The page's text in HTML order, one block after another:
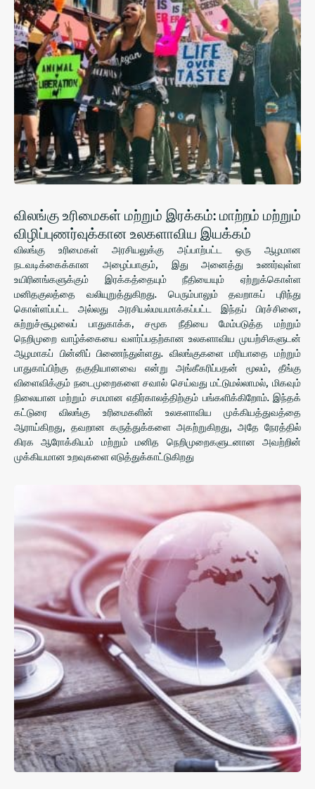
விலங்கு உரிமைகள் மற்றும் இரக்கம்: மாற்றம் மற்றும்
விழிப்புணர்வுக்கான உலகளாவிய இயக்கம்
விலங்கு உரிமைகள் அரசியலுக்கு அப்பாற்பட்ட ஒரு ஆழமான
நடவடிக்கைக்கான அழைப்பாகும், இது அனைத்து உணர்வுள்ள
உயிரினங்களுக்கும் இரக்கத்தையும் நீதியையும் ஏற்றுக்கொள்ள
மனிதகுலத்தை வலியுறுத்துகிறது. பெரும்பாலும் தவறாகப் புரிந்து
கொள்ளப்பட்ட அல்லது அரசியல்மயமாக்கப்பட்ட இந்தப் பிரச்சினை,
சுற்றுச்சூழலைப் பாதுகாக்க, சமூக நீதியை மேம்படுத்த மற்றும்
நெறிமுறை வாழ்க்கையை வளர்ப்பதற்கான உலகளாவிய முயற்சிகளுடன்
ஆழமாகப் பின்னிப் பிணைந்துள்ளது. விலங்குகளை மரியாதை மற்றும்
பாதுகாப்பிற்கு தகுதியானவை என்று அங்கீகரிப்பதன் மூலம், தீங்கு
விளைவிக்கும் நடைமுறைகளை சவால் செய்வது மட்டுமல்லாமல், மிகவும்
நிலையான மற்றும் சமமான எதிர்காலத்திற்கும் பங்களிக்கிறோம். இந்தக்
கட்டுரை விலங்கு உரிமைகளின் உலகளாவிய முக்கியத்துவத்தை
ஆராய்கிறது, தவறான கருத்துக்களை அகற்றுகிறது, அதே நேரத்தில்
கிரக ஆரோக்கியம் மற்றும் மனித நெறிமுறைகளுடனான அவற்றின்
முக்கியமான உறவுகளை எடுத்துக்காட்டுகிறது